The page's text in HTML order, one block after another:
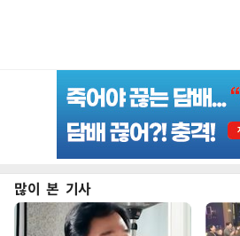
많이 본 기사